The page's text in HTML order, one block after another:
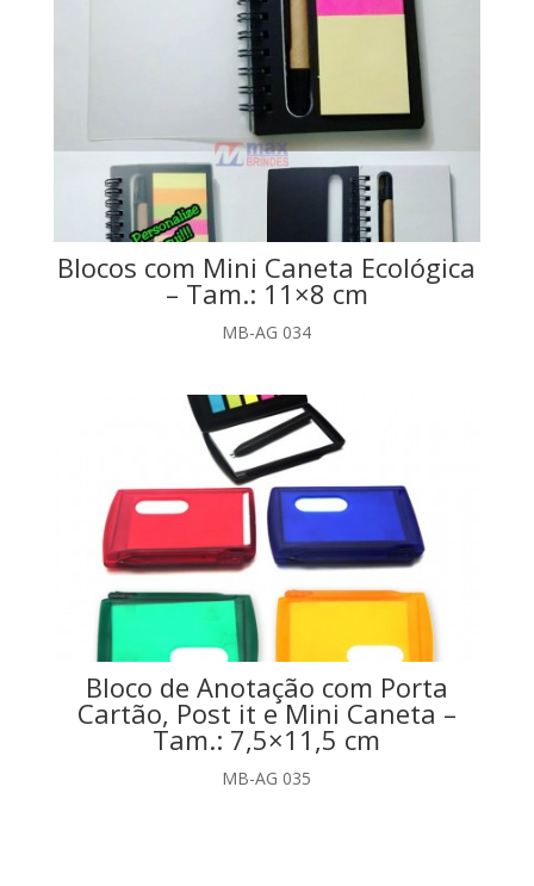
Blocos com Mini Caneta Ecológica
– Tam.: 11×8 cm
MB-AG 034
Bloco de Anotação com Porta
Cartão, Post it e Mini Caneta –
Tam.: 7,5×11,5 cm
MB-AG 035